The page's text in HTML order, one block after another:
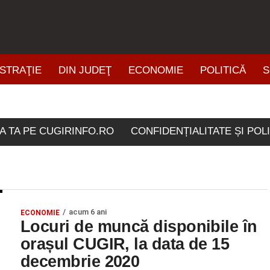
DIN JUDEŢ ECONOMIE POLITICĂ
TA PE CUGIRINFO.RO CONFIDENȚIALITATE ȘI
etichetate "15
ECONOMIE acum 6 ani
Locuri de muncă disponibile în
orașul CUGIR, la data de 15
decembrie 2020